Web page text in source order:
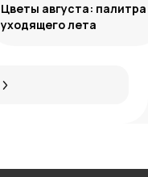
Цветы августа: палитра
уходящего лета